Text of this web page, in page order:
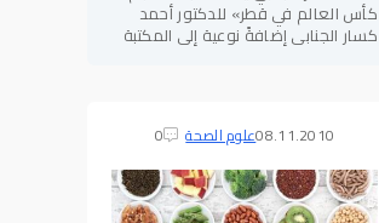
كأس العالم في قطر» للدكتور أحمد
كسار الجنابي إضافةً نوعية إلى المكتبة
08.11.2010علوم الصحة 0